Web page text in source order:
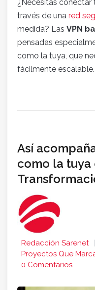
¿Necesitas conectar
través de una red
medida? Las VPN
pensadas
como la tuya, que
fácilmente escalable.
Así
como la tuya
Redacción Sarenet
Proyectos Que
0 Comentarios